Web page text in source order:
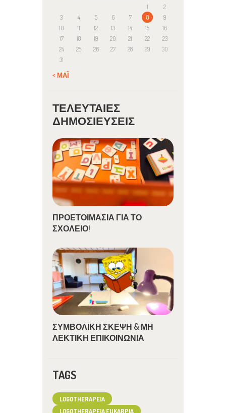
1
2
3
4 5 6 7 8
9
10
11 12 13 14 15
16
17
18 19 20 21 22
23
24
25 26 27 28 29
30
31
« ΜΆΙ
ΤΕΛΕΥΤΑΊΕΣ
ΔΗΜΟΣΙΕΎΣΕΙΣ
ΠΡΟΕΤΟΙΜΑΣΙΑ ΓΙΑ ΤΟ
ΣΧΟΛΕΙΟ!
ΣΥΜΒΟΛΙΚΗ ΣΚΕΨΗ & ΜΗ
ΛΕΚΤΙΚΗ ΕΠΙΚΟΙΝΩΝΙΑ
TAGS
LOGOTHERAPEIA
LOGOTHERAPEIA EUKARPIA